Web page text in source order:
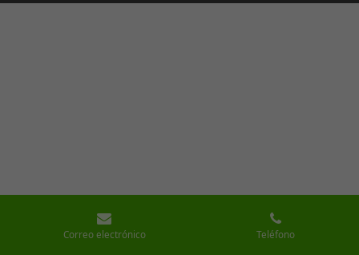
Correo electrónico Teléfono